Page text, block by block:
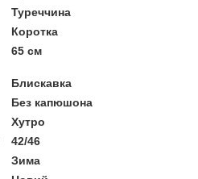
Туреччина
Коротка
65 см
Блискавка
Без капюшона
Хутро
42/46
Зима